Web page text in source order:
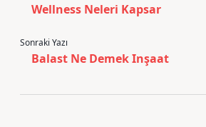
Wellness Neleri Kapsar
Sonraki Yazı
Balast Ne Demek Inşaat